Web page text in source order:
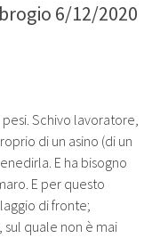
6/12/2020
Schivo lavoratore,
di un asino (di un
E ha bisogno
E per questo
di fronte;
quale non è mai